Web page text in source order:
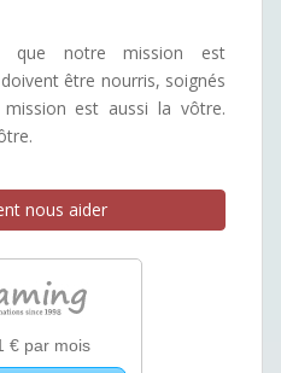
que notre mission est
être nourris, soignés
est aussi la vôtre.
nous aider